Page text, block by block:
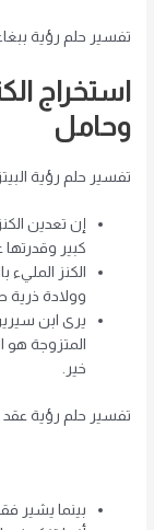
تفسير حلم رؤية
استخراج
وحامل
تفسير حلم رؤية
إن تعدين
كبير
الكنز
وولادة ذرية
يرى ابن
المتزوجة هو
خير.
تفسير حلم رؤية عقد
بينما يشير